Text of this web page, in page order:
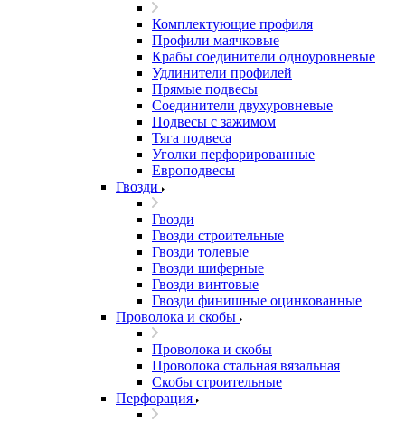
Комплектующие профиля
Профили маячковые
Крабы соединители одноуровневые
Удлинители профилей
Прямые подвесы
Соединители двухуровневые
Подвесы с зажимом
Тяга подвеса
Уголки перфорированные
Европодвесы
Гвозди
Гвозди
Гвозди строительные
Гвозди толевые
Гвозди шиферные
Гвозди винтовые
Гвозди финишные оцинкованные
Проволока и скобы
Проволока и скобы
Проволока стальная вязальная
Скобы строительные
Перфорация